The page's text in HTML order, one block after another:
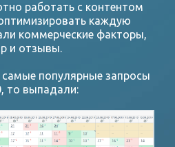
работать с контентом
каждую
коммерческие факторы,
и отзывы.
популярные запросы
то выпадали: